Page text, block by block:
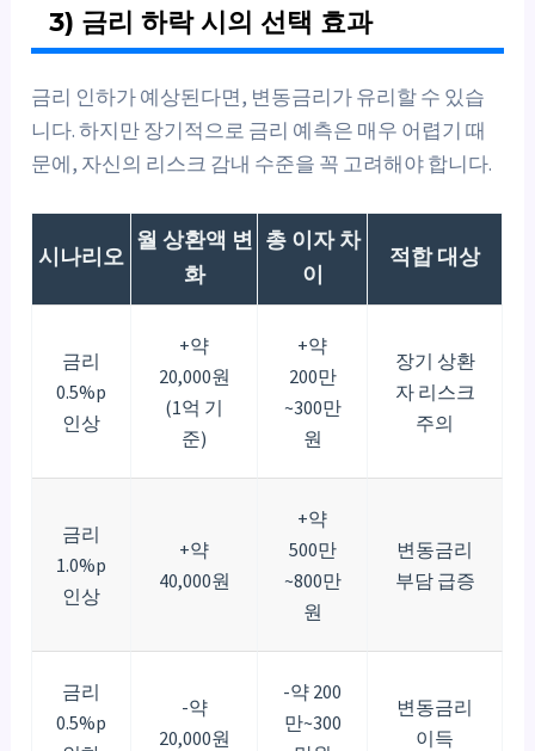
3) 금리 하락 시의 선택 효과
금리 인하가 예상된다면, 변동금리가 유리할 수 있습
니다. 하지만 장기적으로 금리 예측은 매우 어렵기 때
문에, 자신의 리스크 감내 수준을 꼭 고려해야 합니다.
시나리오
월 상환액 변
화
총 이자 차
이
적합 대상
금리
0.5%p
인상
+약
20,000원
(1억 기
준)
+약
200만
~300만
원
장기 상환
자 리스크
주의
금리
1.0%p
인상
+약
40,000원
+약
500만
~800만
원
변동금리
부담 급증
금리
0.5%p
-약
20,000원
-약 200
만~300
변동금리
이득